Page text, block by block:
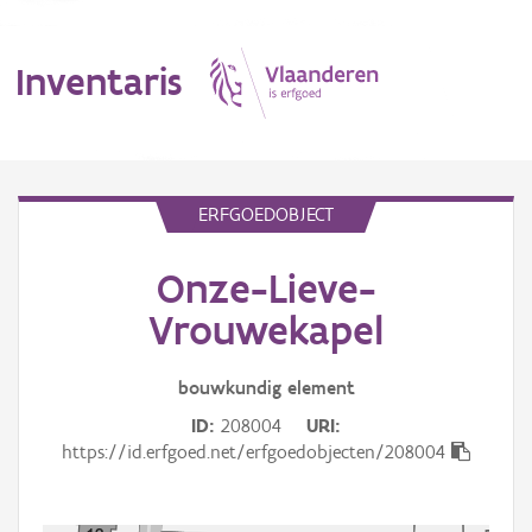
Inventaris
Thema
ERFGOEDOBJECT
Onze-Lieve-
Vrouwekapel
bouwkundig element
ID 208004
URI
https://id.erfgoed.net/erfgoedobjecten/208004